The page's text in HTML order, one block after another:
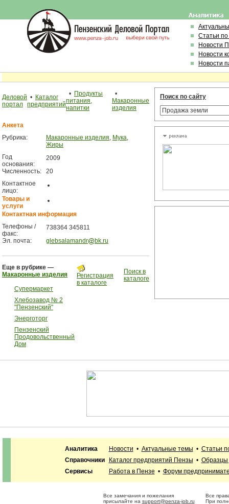
Статьи
Новости
Новости
Новости
Деловой
портал
• Каталог
предприятий
• Продукты
питания,
напитки
•
Макаронные
изделия
Анкета
Рубрика:
Макаронные изделия, Мука,
Жиры
Год
основания:
2009
Численность:
20
Контактное
лицо:
Товары и
услуги
Контактная информация
Телефоны /
факс:
738364 345811
Эл. почта:
glebsalamandr bk.ru
Еще в рубрике —
Макаронные изделия
Супермаркет
Хлебозавод № 2
"Пензенский"
Энерготорг
Пензенский
Продовольственный
Дом
Регистрация
в каталоге
Поиск в
каталоге
Поиск по сайту
Аналитика Новости • Актуальные темы • Статьи
Справочники
Каталог предприятий Пензы • Образцы
Сервисы
Работа в Пензе • Форум
Все замечания и пожелания
присылайте на support@penza-job.ru
Все
При